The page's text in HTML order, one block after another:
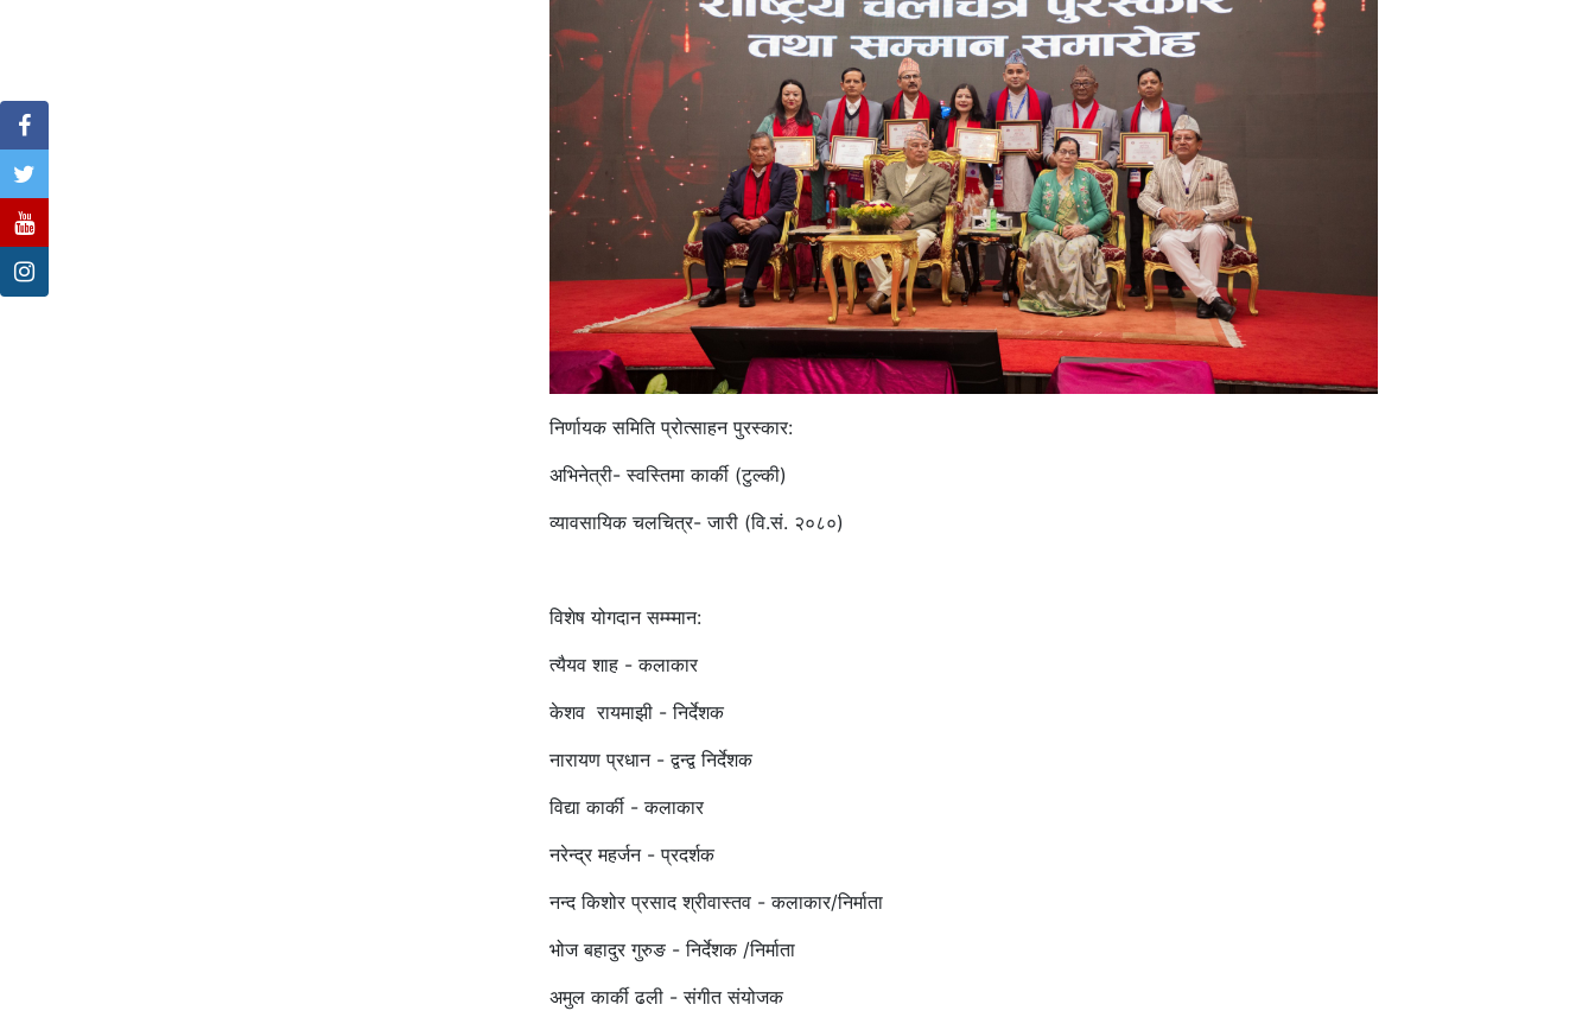
निर्णायक समिति प्रोत्साहन पुरस्कार:
अभिनेत्री- स्वस्तिमा कार्की (टुल्की)
व्यावसायिक चलचित्र- जारी (वि.सं. २०८०)
विशेष योगदान सम्म्मान:
त्यैयव शाह - कलाकार
केशव रायमाझी - निर्देशक
नारायण प्रधान - द्वन्द्व निर्देशक
विद्या कार्की - कलाकार
नरेन्द्र महर्जन - प्रदर्शक
नन्द किशोर प्रसाद श्रीवास्तव - कलाकार/निर्माता
भोज बहादुर गुरुङ - निर्देशक /निर्माता
अमुल कार्की ढली - संगीत संयोजक